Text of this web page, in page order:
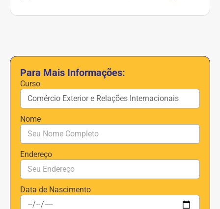
Para Mais Informações:
Curso
Nome
Endereço
Data de Nascimento